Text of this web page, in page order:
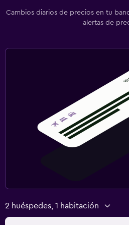
Cambios diarios de precios en tu
alertas de
2 huéspedes, 1 habitación